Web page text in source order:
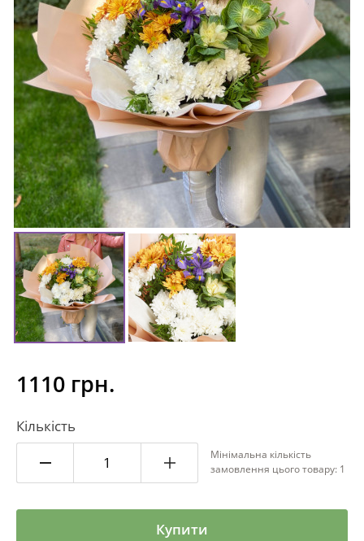
1110 грн.
Кількість
Мінімальна кількість
замовлення цього товару: 1
Купити